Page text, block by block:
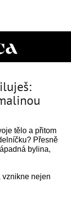
tělo a přitom
Přesně
bylina,
vznikne nejen